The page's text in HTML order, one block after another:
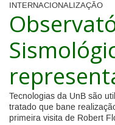
INTERNACIONALIZAÇÃO
Tecnologias da UnB são
tratado que bane
primeira visita de Robert